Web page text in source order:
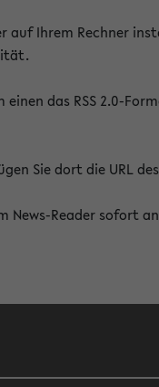
auf Ihrem Rechner
das RSS 2.0-
Sie dort die URL
News-Reader sofort